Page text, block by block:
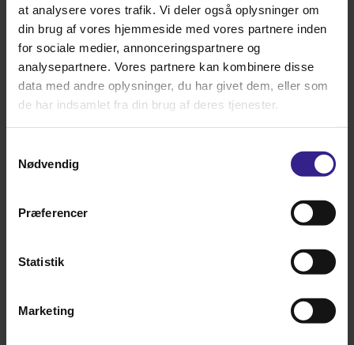
at analysere vores trafik. Vi deler også oplysninger om
din brug af vores hjemmeside med vores partnere inden
for sociale medier, annonceringspartnere og
analysepartnere. Vores partnere kan kombinere disse
data med andre oplysninger, du har givet dem, eller som
de har indsamlet fra din brug af deres tjenester.
Nødvendig
Præferencer
Statistik
Marketing
KornGris - sække 15 kg
Varenummer: 191791
Alt. varenummer:
Pris: DKK 97,00
v/ 5 stk. DKK 87,00
Korngris er et sojabaseret slagtesvinefoder, der indeholder de nødvendige